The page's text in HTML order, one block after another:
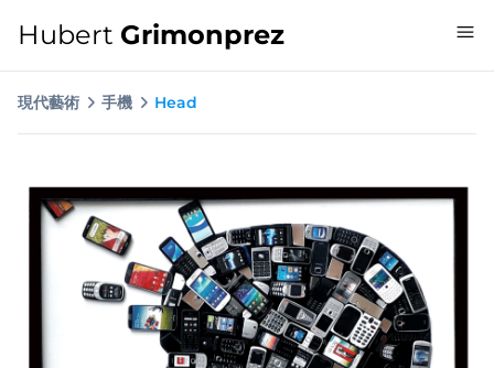
Hubert Grimonprez
現代藝術 手機 Head